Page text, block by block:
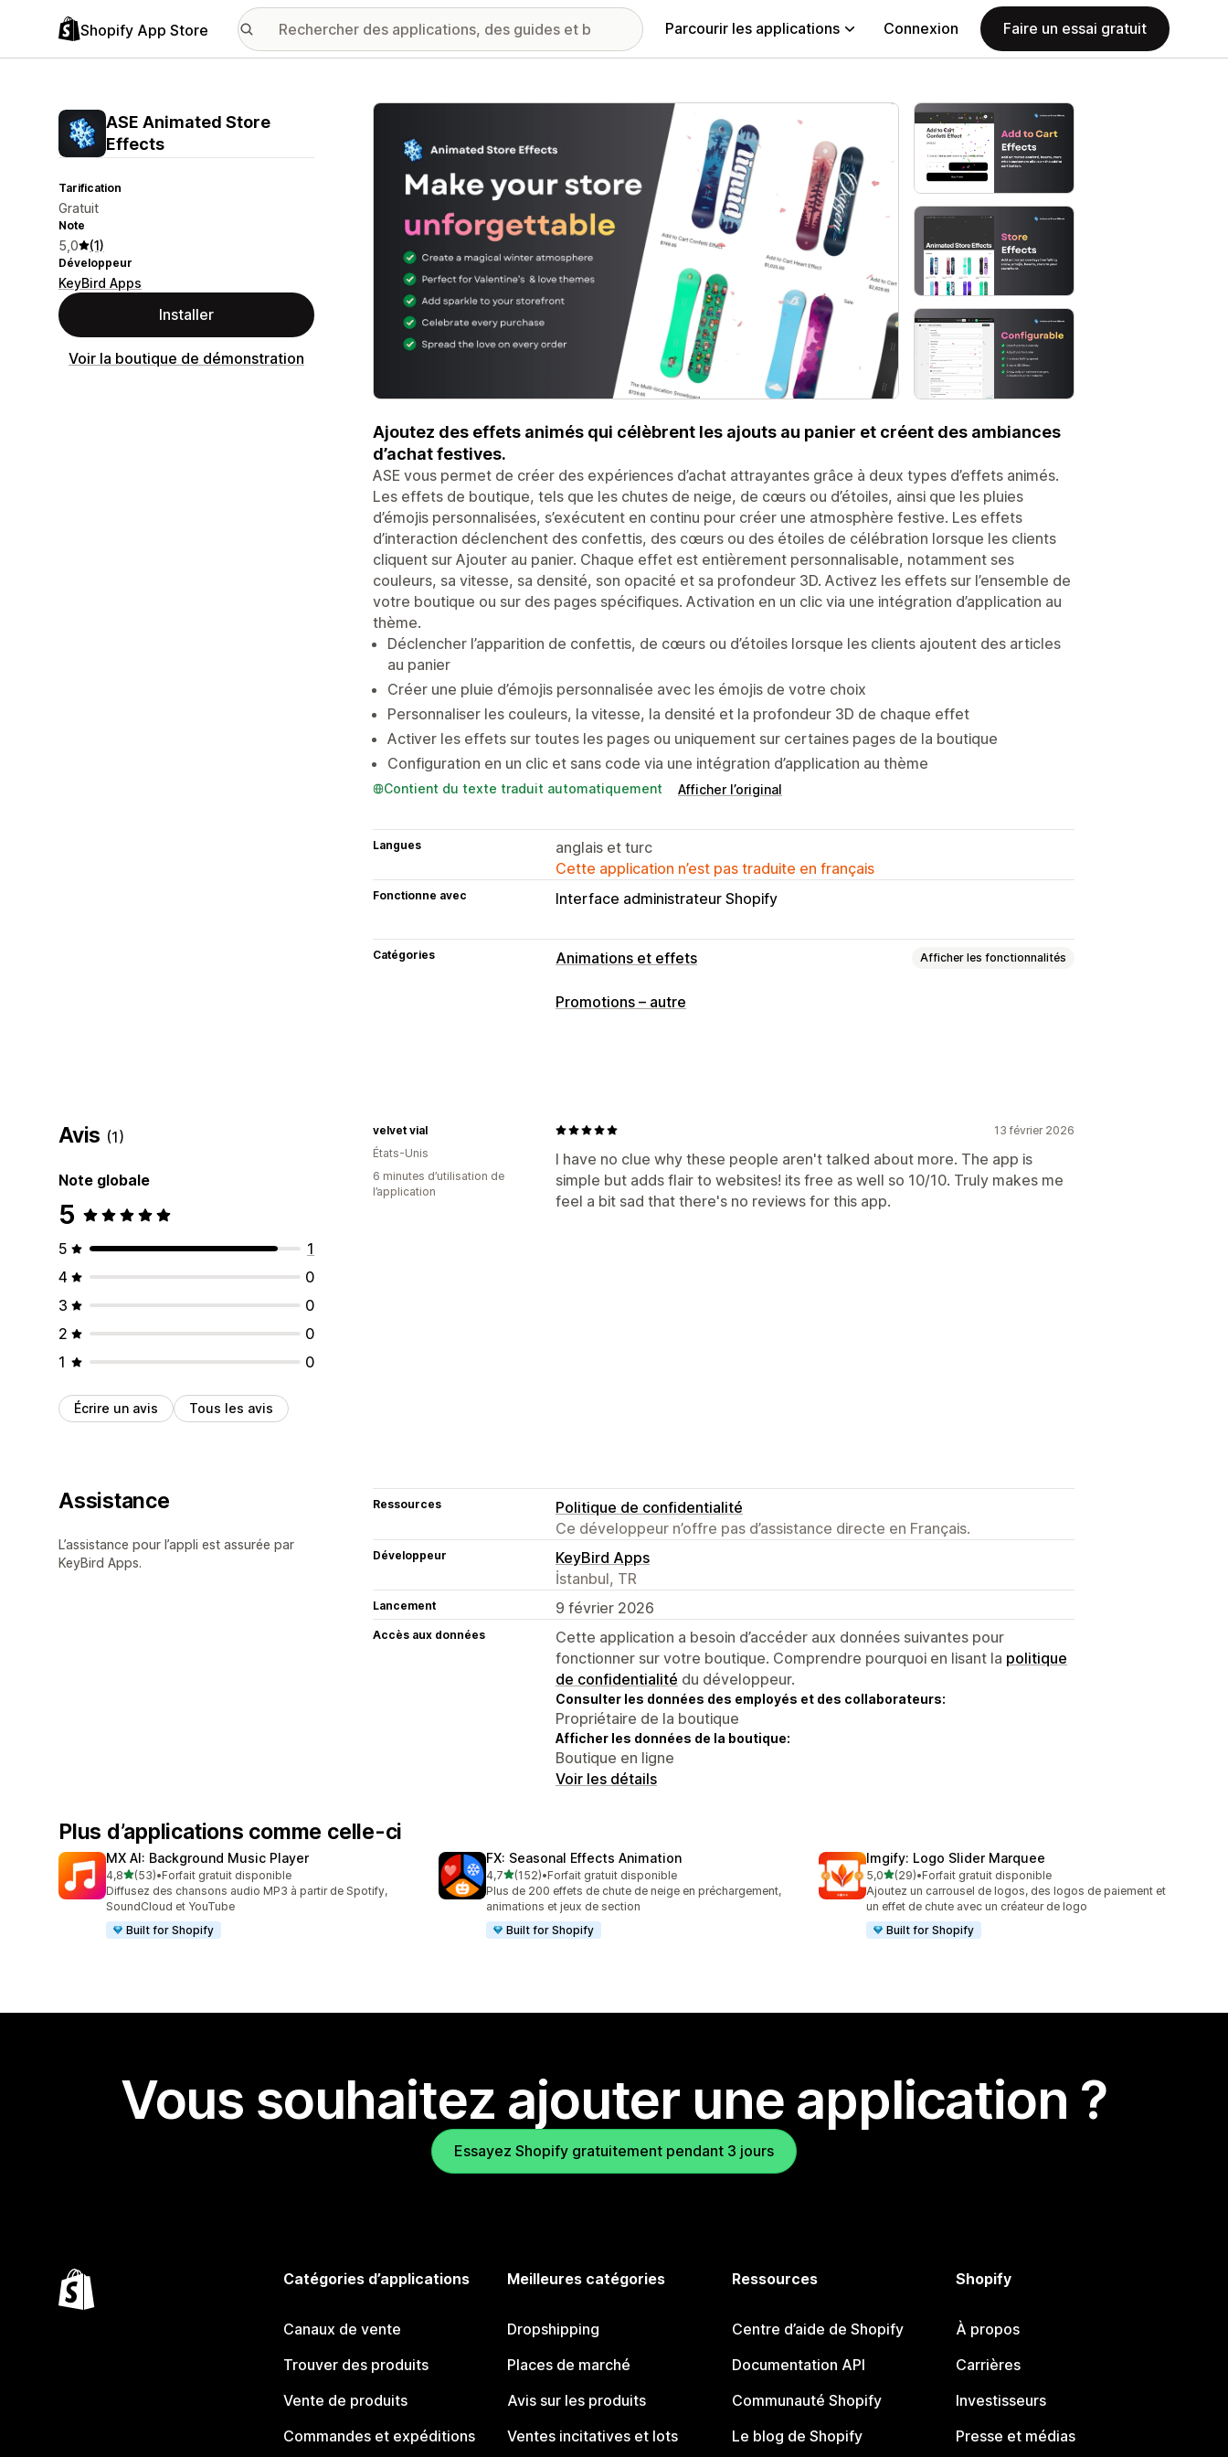
Shopify App Store Parcourir les applications Connexion Faire un essai gratuit
ASE Animated Store
Effects
Tarification
Gratuit
Note
5,0 (1)
Développeur
KeyBird Apps
Installer
Voir la boutique de démonstration
Galerie d’images vedette
Ajoutez des effets animés qui célèbrent les ajouts au panier et créent des ambiances
d’achat festives.
ASE vous permet de créer des expériences d’achat attrayantes grâce à deux types d’effets animés.
Les effets de boutique, tels que les chutes de neige, de cœurs ou d’étoiles, ainsi que les pluies
d’émojis personnalisées, s’exécutent en continu pour créer une atmosphère festive. Les effets
d’interaction déclenchent des confettis, des cœurs ou des étoiles de célébration lorsque les clients
cliquent sur Ajouter au panier. Chaque effet est entièrement personnalisable, notamment ses
couleurs, sa vitesse, sa densité, son opacité et sa profondeur 3D. Activez les effets sur l’ensemble de
votre boutique ou sur des pages spécifiques. Activation en un clic via une intégration d’application au
thème.
Déclencher l’apparition de confettis, de cœurs ou d’étoiles lorsque les clients ajoutent des articles
au panier
Créer une pluie d’émojis personnalisée avec les émojis de votre choix
Personnaliser les couleurs, la vitesse, la densité et la profondeur 3D de chaque effet
Activer les effets sur toutes les pages ou uniquement sur certaines pages de la boutique
Configuration en un clic et sans code via une intégration d’application au thème
Contient du texte traduit automatiquement Afficher l’original
Langues
anglais et turc
Cette application n’est pas traduite en français
Fonctionne avec Interface administrateur Shopify
Catégories Animations et effets Afficher les fonctionnalités
Personnalisation
Événements saisonniers
Automne
Black Friday (BFCM) Noël Halloween Nouvel an Printemps
Été Saint-Valentin Hiver Promotions Événements personnalisés
Promotions – autre
Avis (1)
Note globale
5
5
1
4
0
3
0
2
0
1
0
Écrire un avis Tous les avis
13 février 2026
I have no clue why these people aren't talked about more. The app is
simple but adds flair to websites! its free as well so 10/10. Truly makes me
feel a bit sad that there's no reviews for this app.
velvet vial
États-Unis
6 minutes d’utilisation de
l’application
Assistance
L’assistance pour l’appli est assurée par
KeyBird Apps.
Ressources
Politique de confidentialité
Ce développeur n’offre pas d’assistance directe en Français.
Développeur
KeyBird Apps
İstanbul, TR
Lancement 9 février 2026
Accès aux données
Cette application a besoin d’accéder aux données suivantes pour
fonctionner sur votre boutique. Comprendre pourquoi en lisant la politique
de confidentialité du développeur.
Consulter les données des employés et des collaborateurs:
Propriétaire de la boutique
Afficher les données de la boutique:
Boutique en ligne
Voir les détails
Plus d’applications comme celle-ci
MX AI: Background Music Player
4,8étoile(s) sur 5
(53)
53 avis au total
•Forfait gratuit disponible
Diffusez des chansons audio MP3 à partir de Spotify,
SoundCloud et YouTube
Built for Shopify
FX: Seasonal Effects Animation
4,7étoile(s) sur 5
(152)
152 avis au total
•Forfait gratuit disponible
Plus de 200 effets de chute de neige en préchargement,
animations et jeux de section
Built for Shopify
Imgify: Logo Slider Marquee
5,0étoile(s) sur 5
(29)
29 avis au total
•Forfait gratuit disponible
Ajoutez un carrousel de logos, des logos de paiement et
un effet de chute avec un créateur de logo
Built for Shopify
Vous souhaitez ajouter une application ?
Essayez Shopify gratuitement pendant 3 jours
Catégories d’applications
Canaux de vente
Trouver des produits
Vente de produits
Commandes et expéditions
Meilleures catégories
Dropshipping
Places de marché
Avis sur les produits
Ventes incitatives et lots
Ressources
Centre d’aide de Shopify
Documentation API
Communauté Shopify
Le blog de Shopify
Shopify
À propos
Carrières
Investisseurs
Presse et médias